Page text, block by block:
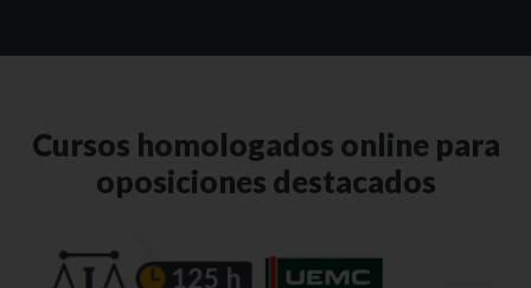
Cursos homologados online para
oposiciones destacados